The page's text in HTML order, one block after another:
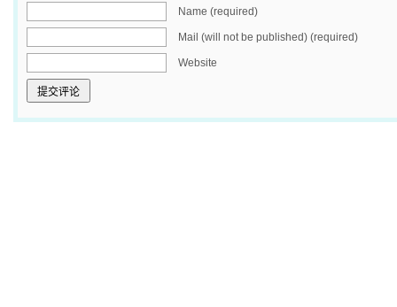
Name (required)
Mail (will not be published) (required)
Website